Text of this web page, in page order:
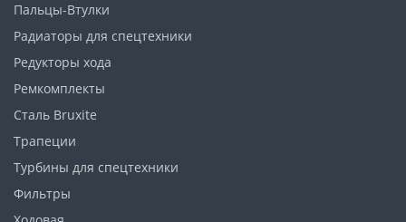
Пальцы-Втулки
Радиаторы для спецтехники
Редукторы хода
Ремкомплекты
Сталь Bruxite
Трапеции
Турбины для спецтехники
Фильтры